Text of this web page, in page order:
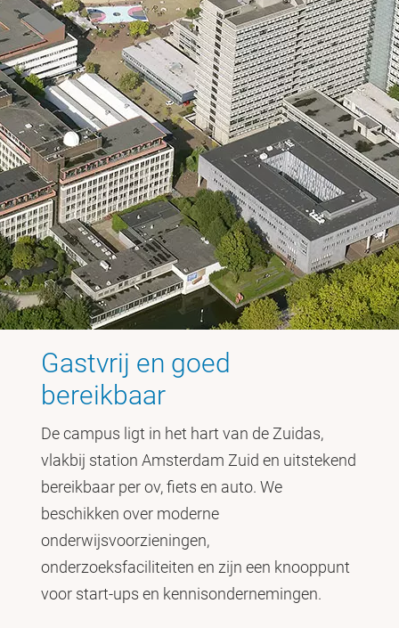
Gastvrij en goed
bereikbaar
De campus ligt in het hart van de Zuidas,
vlakbij station Amsterdam Zuid en uitstekend
bereikbaar per ov, fiets en auto. We
beschikken over moderne
onderwijsvoorzieningen,
onderzoeksfaciliteiten en zijn een knooppunt
voor start-ups en kennisondernemingen.